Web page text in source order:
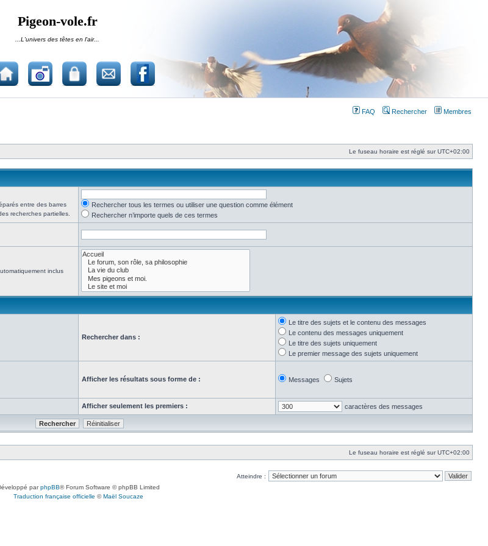
Pigeon-vole.fr
...L'univers des têtes en l'air...
FAQ Rechercher Membres
Le fuseau horaire est réglé surUTC+02:00
entre des barres
recherches partielles.
Rechercher tous les termes ou utiliser une question comme élément
Rechercher n’importe quels de ces termes
inclus
Rechercher dans :
Le titre des sujets et le contenu des messages
Le contenu des messages uniquement
Le titre des sujets uniquement
Le premier message des sujets uniquement
Afficher les résultats sous forme de : Messages Sujets
Afficher seulement les premiers : caractères des messages
Le fuseau horaire est réglé surUTC+02:00
Atteindre :
parphpBB® Forum Software © phpBB Limited
Traduction française officielle ©Maël Soucaze